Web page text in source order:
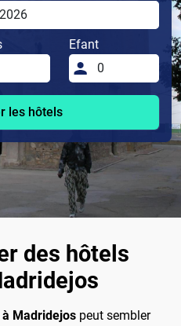
Efant
les hôtels
des hôtels
à Madridejos peut sembler